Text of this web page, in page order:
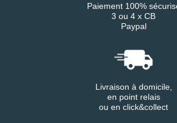
Paiement 100%
3 ou 4 x CB
Paypal
Livraison à domicile,
en point relais
ou en click&collect